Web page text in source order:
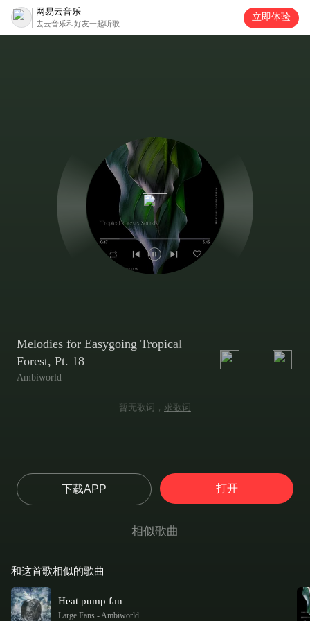
网易云音乐
去云音乐和好友一起听歌
立即体验
Melodies for Easygoing Tropical
Forest, Pt. 18
Ambiworld
暂无歌词， 求歌词
下载APP 打开
相似歌曲
和这首歌相似的歌曲
Heat pump fan
Large Fans - Ambiworld